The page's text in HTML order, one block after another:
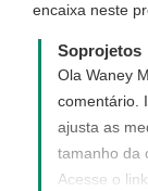
link:
http://
e veja como
encaixa neste
Soprojetos
Ola Waney
comentário.
ajusta as
tamanho da
Acesse o link